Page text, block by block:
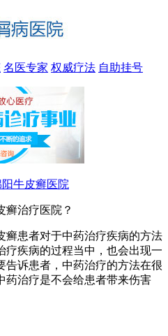
名医专家 权威疗法 自助挂号
阳牛皮癣医院
癣治疗医院？
癣患者对于中药治疗疾病的方法
疗疾病的过程当中，也会出现一
告诉患者，中药治疗的方法在很
药治疗是不会给患者带来伤害